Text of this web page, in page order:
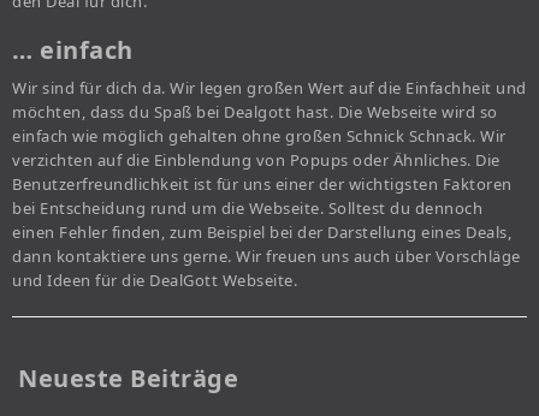
… einfach
Wir sind für dich da. Wir legen großen Wert auf die Einfachheit und
möchten, dass du Spaß bei Dealgott hast. Die Webseite wird so
einfach wie möglich gehalten ohne großen Schnick Schnack. Wir
verzichten auf die Einblendung von Popups oder Ähnliches. Die
Benutzerfreundlichkeit ist für uns einer der wichtigsten Faktoren
bei Entscheidung rund um die Webseite. Solltest du dennoch
einen Fehler finden, zum Beispiel bei der Darstellung eines Deals,
dann kontaktiere uns gerne. Wir freuen uns auch über Vorschläge
und Ideen für die DealGott Webseite.
Neueste Beiträge